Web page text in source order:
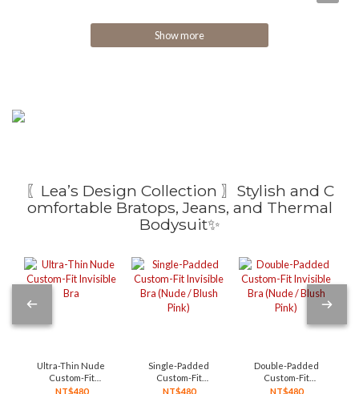
Show more
〖Lea’s Design Collection 〗Stylish and C
omfortable Bratops, Jeans, and Thermal
Bodysuit✨
Ultra-Thin Nude
Custom-Fit
Invisible Bra
NT$480
Single-Padded
Custom-Fit
Invisible Bra
NT$480
Double-Padded
Custom-Fit
Invisible Bra
NT$480